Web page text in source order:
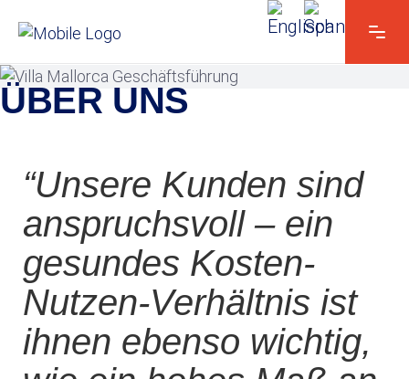
ÜBER UNS
“Unsere Kunden sind
anspruchsvoll – ein
gesundes Kosten-
Nutzen-Verhältnis ist
ihnen ebenso wichtig,